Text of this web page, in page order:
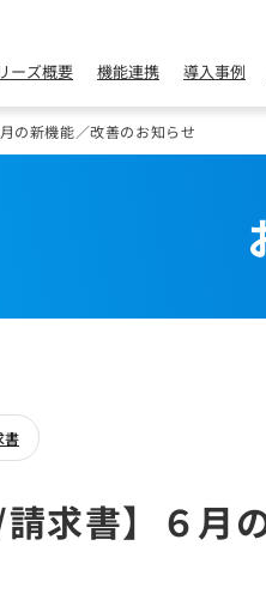
ーズ概要 機能連携 導入事例
の新機能／改善のお知らせ
書
請求書】６月